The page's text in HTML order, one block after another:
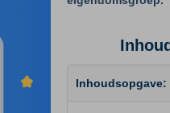
Inhoudsopgave: